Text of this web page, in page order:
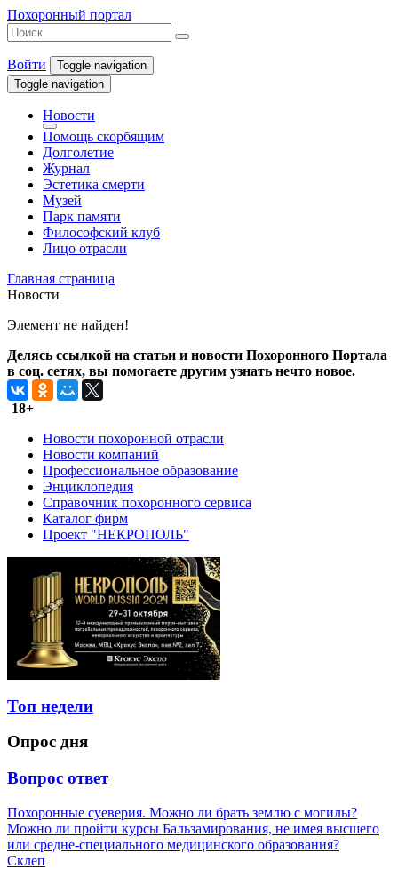
Похоронный портал
Войти
Toggle navigation
Toggle navigation
Новости
Помощь скорбящим
Долголетие
Журнал
Эстетика смерти
Музей
Парк памяти
Философский клуб
Лицо отрасли
Главная страница
Новости
Элемент не найден!
Делясь ссылкой на статьи и новости Похоронного Портала
в соц. сетях, вы помогаете другим узнать нечто новое.
18+
Новости похоронной отрасли
Новости компаний
Профессиональное образование
Энциклопедия
Справочник похоронного сервиса
Каталог фирм
Проект "НЕКРОПОЛЬ"
Топ недели
Опрос дня
Вопрос ответ
Похоронные суеверия. Можно ли брать землю с могилы?
Можно ли пройти курсы Бальзамирования, не имея высшего
или средне-специального медицинского образования?
Склеп